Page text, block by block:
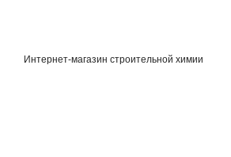
Интернет-магазин строительной химии